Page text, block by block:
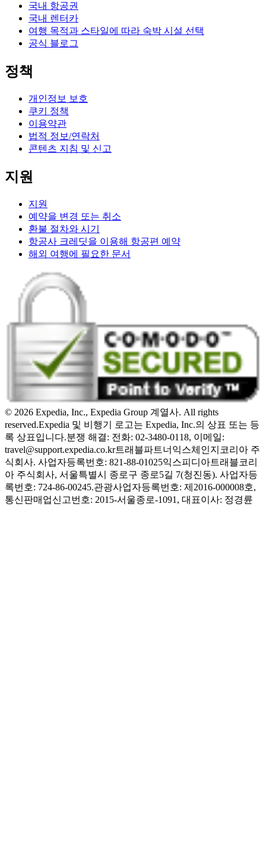
국내 항공권
국내 렌터카
여행 목적과 스타일에 따라 숙박 시설 선택
공식 블로그
정책
개인정보 보호
쿠키 정책
이용약관
법적 정보/연락처
콘텐츠 지침 및 신고
지원
지원
예약을 변경 또는 취소
환불 절차와 시기
항공사 크레딧을 이용해 항공편 예약
해외 여행에 필요한 문서
© 2026 Expedia, Inc., Expedia Group 계열사. All rights
reserved.Expedia 및 비행기 로고는 Expedia, Inc.의 상표 또는 등
록 상표입니다.분쟁 해결: 전화: 02-3480-0118, 이메일:
travel@support.expedia.co.kr트래블파트너익스체인지코리아 주
식회사. 사업자등록번호: 821-88-01025익스피디아트래블코리
아 주식회사, 서울특별시 종로구 종로5길 7(청진동). 사업자등
록번호: 724-86-00245.관광사업자등록번호: 제2016-000008호,
통신판매업신고번호: 2015-서울종로-1091, 대표이사: 정경륜